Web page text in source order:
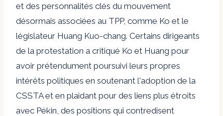
et des personnalités clés du mouvement
désormais associées au TPP, comme Ko et le
législateur Huang Kuo-chang. Certains dirigeants
de la protestation a critiqué Ko et Huang pour
avoir prétendument poursuivi leurs propres
intérêts politiques en soutenant l'adoption de la
CSSTA et en plaidant pour des liens plus étroits
avec Pékin, des positions qui contredisent